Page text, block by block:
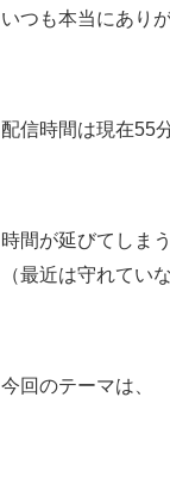
いつも本当にあり
配信時間は現在55
時間が延びてしま
（最近は守れてい
今回のテーマは、